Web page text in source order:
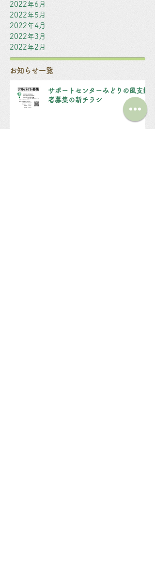
2022年6月
2022年5月
2022年4月
2022年3月
2022年2月
お知らせ一覧
サポートセンターみどりの風支援
者募集の新チラシ